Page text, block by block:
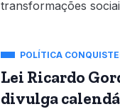
transformações
POLÍTICA
Lei Ricardo
divulga